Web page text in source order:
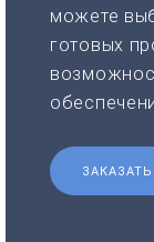
можете
готовых